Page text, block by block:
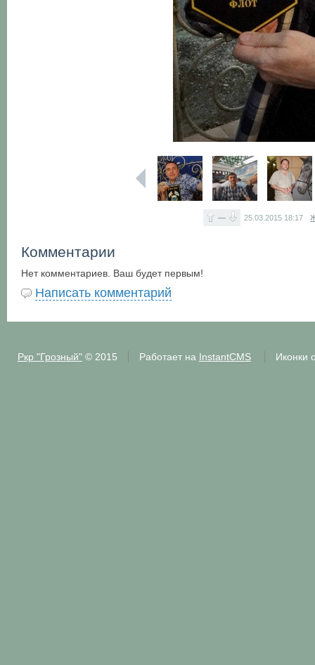
— 25.03.2015 18:17
Комментарии
Нет комментариев. Ваш будет первым!
Написать комментарий
Ркр "Грозный"© 2015 Работает на InstantCMS Иконки